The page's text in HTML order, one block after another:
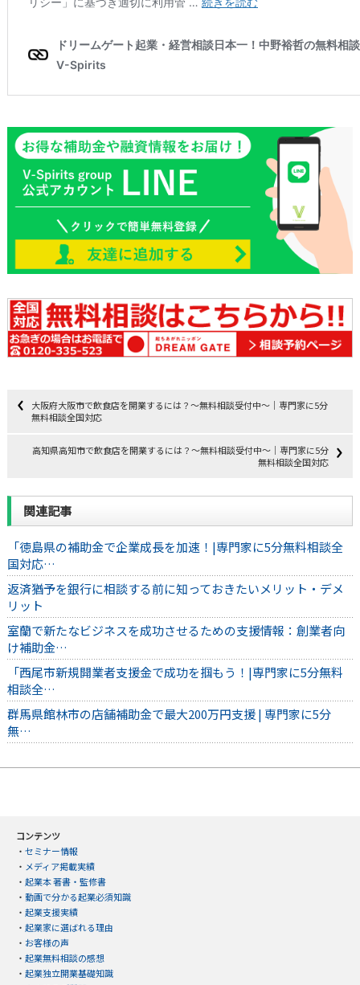
大阪府大阪市で飲食店を開業するには？～無料相談受付中～｜専門家に5分
無料相談全国対応
高知県高知市で飲食店を開業するには？～無料相談受付中～｜専門家に5分
無料相談全国対応
関連記事
「徳島県の補助金で企業成長を加速！|専門家に5分無料相談全
国対応…
返済猶予を銀行に相談する前に知っておきたいメリット・デメ
リット
室蘭で新たなビジネスを成功させるための支援情報：創業者向
け補助金…
「西尾市新規開業者支援金で成功を掴もう！|専門家に5分無料
相談全…
群馬県館林市の店舗補助金で最大200万円支援 | 専門家に5分
無…
コンテンツ
・ セミナー情報
・ メディア掲載実績
・ 起業本 著書・監修書
・ 動画で分かる起業必須知識
・ 起業支援実績
・ 起業家に選ばれる理由
・ お客様の声
・ 起業無料相談の感想
・ 起業独立開業基礎知識